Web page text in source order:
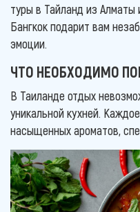
туры в Тайланд из Алматы
Бангкок подарит вам
эмоции.
ЧТО НЕОБХОДИМО
В Таиланде отдых
уникальной кухней.
насыщенных ароматов,